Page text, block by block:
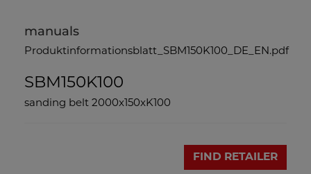
manuals
Produktinformationsblatt_SBM150K100_DE_EN.pdf
SBM150K100
sanding belt 2000x150xK100
FIND RETAILER